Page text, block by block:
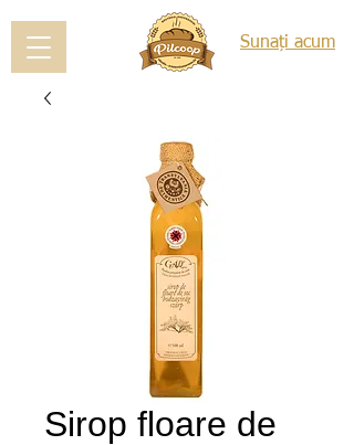
Sunați acum
Sirop floare de